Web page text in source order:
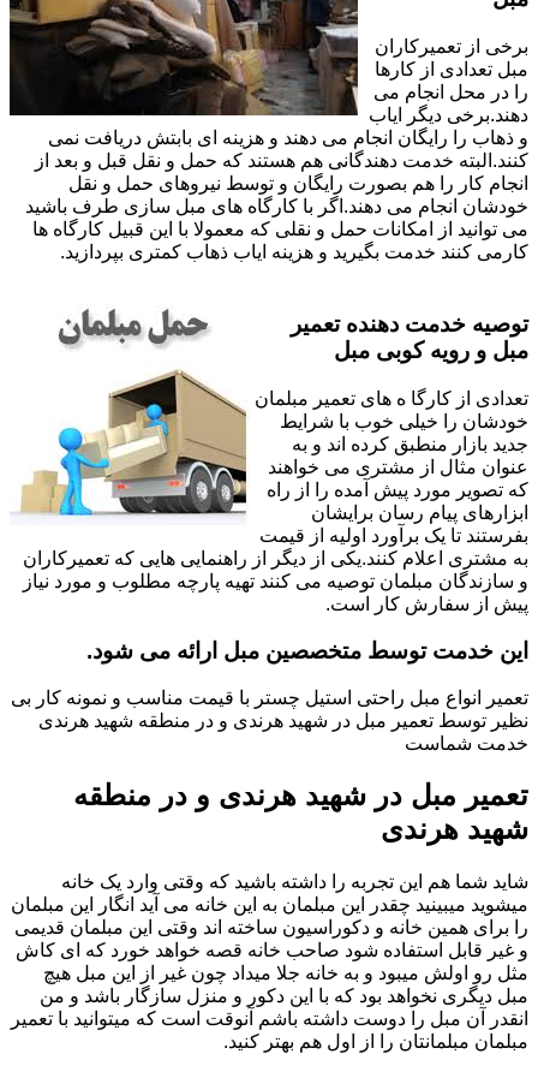
برخی از تعمیرکاران
مبل تعدادی از کارها
را در محل انجام می
دهند.برخی دیگر ایاب
و ذهاب را رایگان انجام می دهند و هزینه ای بابتش دریافت نمی
کنند.البته خدمت دهندگانی هم هستند که حمل و نقل قبل و بعد از
انجام کار را هم بصورت رایگان و توسط نیروهای حمل و نقل
خودشان انجام می دهند.اگر با کارگاه های مبل سازی طرف باشید
می توانید از امکانات حمل و نقلی که معمولا با این قبیل کارگاه ها
کارمی کنند خدمت بگیرید و هزینه ایاب ذهاب کمتری بپردازید.
توصیه خدمت دهنده تعمیر
مبل و رویه کوبی مبل
تعدادی از کارگا ه های تعمیر مبلمان
خودشان را خیلی خوب با شرایط
جدید بازار منطبق کرده اند و به
عنوان مثال از مشتری می خواهند
که تصویر مورد پیش آمده را از راه
ابزارهای پیام رسان برایشان
بفرستند تا یک برآورد اولیه از قیمت
به مشتری اعلام کنند.یکی از دیگر از راهنمایی هایی که تعمیرکاران
و سازندگان مبلمان توصیه می کنند تهیه پارچه مطلوب و مورد نیاز
پیش از سفارش کار است.
این خدمت توسط متخصصین مبل ارائه می شود.
تعمیر انواع مبل راحتی استیل چستر با قیمت مناسب و نمونه کار بی
نظیر توسط تعمیر مبل در شهید هرندی و در منطقه شهید هرندی
خدمت شماست
تعمیر مبل در شهید هرندی و در منطقه
شهید هرندی
شاید شما هم این تجربه را داشته باشید که وقتی وارد یک خانه
میشوید میبینید چقدر این مبلمان به این خانه می آید انگار این مبلمان
را برای همین خانه و دکوراسیون ساخته اند وقتی این مبلمان قدیمی
و غیر قابل استفاده شود صاحب خانه قصه خواهد خورد که ای کاش
مثل رو اولش میبود و به خانه جلا میداد چون غیر از این مبل هیچ
مبل دیگری نخواهد بود که با این دکور و منزل سازگار باشد و من
انقدر آن مبل را دوست داشته باشم آنوقت است که میتوانید با تعمیر
مبلمان مبلمانتان را از اول هم بهتر کنید.